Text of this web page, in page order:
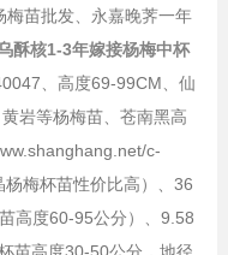
苗批发、永嘉晚荠一年
酥核1-3年嫁接杨梅中杯
、高度69-99CM、仙
岩等杨梅苗、苍南黑高
c-
梅杯苗性价比高）、36
高度60-95公分）、9.58
苗高度30-50公分，地径